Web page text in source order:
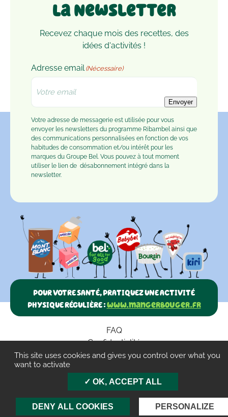
La Newsletter
Recevez chaque mois des recettes, des
idées d'activités !
Adresse email (Nécessaire)
Envoyer
Votre adresse de messagerie est utilisée pour vous
envoyer les newsletters du programme Ribambel ainsi que
des communications personnalisées en fonction de vos
habitudes de consommation et/ou intérêt pour les
marques du Groupe Bel. Vous pouvez à tout moment
utiliser le lien de désabonnement intégré dans la
newsletter.
POUR VOTRE SANTÉ, PRATIQUEZ UNE ACTIVITÉ
PHYSIQUE RÉGULIÈRE :www.mangerbouger.fr
FAQ
Confidentialité
Paramètres des cookies
Mentions légales
Contact
This site uses cookies and gives you control over what you
want to activate
OK, ACCEPT ALL
DENY ALL COOKIES PERSONALIZE